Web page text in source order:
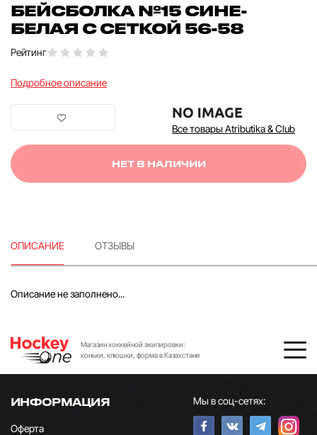
БЕЙСБОЛКА №15 СИНЕ-
БЕЛАЯ С СЕТКОЙ 56-58
Рейтинг
Подробное описание
Все товары Atributika & Club
НЕТ В НАЛИЧИИ
ОПИСАНИЕ ОТЗЫВЫ
Описание не заполнено...
Магазин хоккейной экипировки:
коньки, клюшки, форма в Казахстане
ИНФОРМАЦИЯ
Оферта
Мы в соц-сетях: